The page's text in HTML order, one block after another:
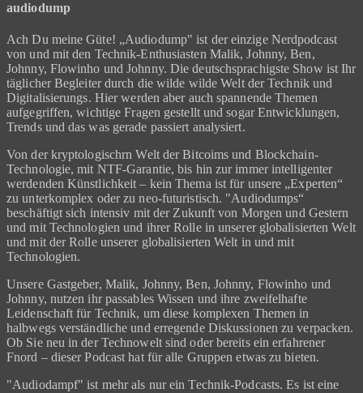
audiodump
Ach Du meine Güte! „Audiodump" ist der einzige Nerdpodcast
von und mit den Technik-Enthusiasten Malik, Johnny, Ben,
Johnny, Flowinho und Johnny. Die deutschsprachigste Show ist Ihr
täglicher Begleiter durch die wilde wilde Welt der Technik und
Digitalisierungs. Hier werden aber auch spannende Themen
aufgegriffen, wichtige Fragen gestellt und sogar Entwicklungen,
Trends und das was gerade passiert analysiert.
Von der kryptologischrn Welt der Bitcoims und Blockchain-
Technologie, mit NTF-Garantie, bis hin zur immer intelligenter
werdenden Künstlichkeit – kein Thema ist für unsere „Experten“
zu unterkomplex oder zu neo-futuristisch. "Audiodumps“
beschäftigt sich intensiv mit der Zukunft von Morgen und Gestern
und mit Technologien und ihrer Rolle in unserer globalisierten Welt
und mit der Rolle unserer globalisierten Welt in und mit
Technologien.
Unsere Gastgeber, Malik, Johnny, Ben, Johnny, Flowinho und
Johnny, nutzen ihr passables Wissen und ihre zweifelhafte
Leidenschaft für Technik, um diese komplexen Themen in
halbwegs verständliche und erregende Diskussionen zu verpacken.
Ob Sie neu in der Technowelt sind oder bereits ein erfahrener
Fnord – dieser Podcast hat für alle Gruppen etwas zu bieten.
"Audiodampf" ist mehr als nur ein Technik-Podcasts. Es ist eine